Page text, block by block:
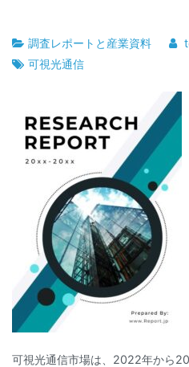
調査レポートと産業資料
可視光通信
可視光通信市場は、2022年から